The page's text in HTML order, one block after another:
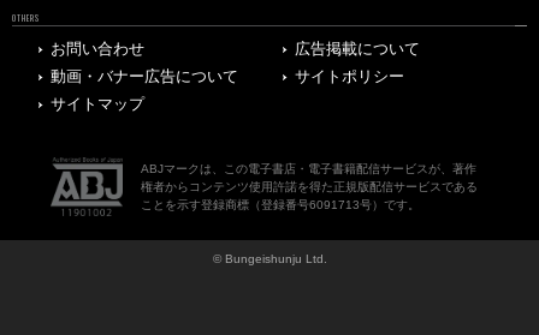
OTHERS
お問い合わせ
広告掲載について
動画・バナー広告について
サイトポリシー
サイトマップ
ABJマークは、この電子書店・電子書籍配信サービスが、著作
権者からコンテンツ使用許諾を得た正規版配信サービスである
ことを示す登録商標（登録番号6091713号）です。
© Bungeishunju Ltd.